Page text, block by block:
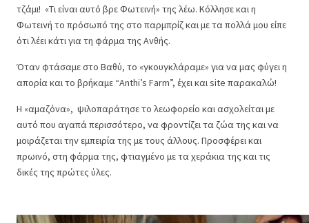
τζάμι! «Τι είναι αυτό βρε Φωτεινή» της λέω. Κόλλησε και η
Φωτεινή το πρόσωπό της στο παρμπρίζ και με τα πολλά μου είπε
ότι λέει κάτι για τη φάρμα της Ανθής.
Όταν φτάσαμε στο Βαθύ, το «γκουγκλάραμε» για να μας φύγει η
απορία και το βρήκαμε “Anthi’s Farm”, έχει και site παρακαλώ!
Η «αμαζόνα», ψιλοπαράτησε το λεωφορείο και ασχολείται με
αυτό που αγαπά περισσότερο, να φροντίζει τα ζώα της και να
μοιράζεται την εμπειρία της με τους άλλους. Προσφέρει και
πρωινό, στη φάρμα της, φτιαγμένο με τα χεράκια της και τις
δικές της πρώτες ύλες.